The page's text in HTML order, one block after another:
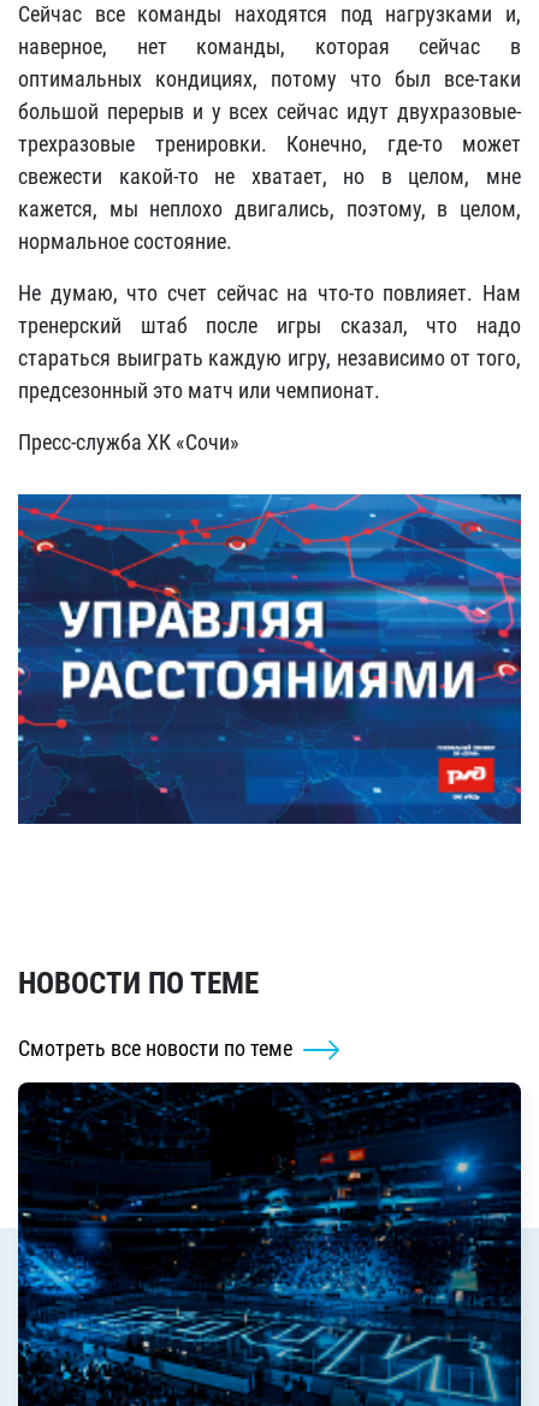
Сейчас все команды находятся под нагрузками и,
наверное, нет команды, которая сейчас в
оптимальных кондициях, потому что был все-таки
большой перерыв и у всех сейчас идут двухразовые-
трехразовые тренировки. Конечно, где-то может
свежести какой-то не хватает, но в целом, мне
кажется, мы неплохо двигались, поэтому, в целом,
нормальное состояние.
Не думаю, что счет сейчас на что-то повлияет. Нам
тренерский штаб после игры сказал, что надо
стараться выиграть каждую игру, независимо от того,
предсезонный это матч или чемпионат.
Пресс-служба ХК «Сочи»
НОВОСТИ ПО ТЕМЕ
Смотреть все новости по теме